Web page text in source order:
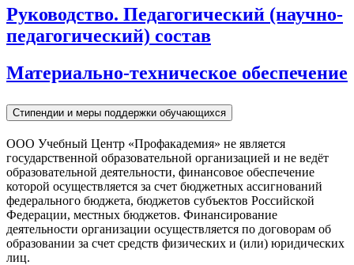
Руководство. Педагогический (научно-
педагогический) состав
Материально-техническое обеспечение
Стипендии и меры поддержки обучающихся
ООО Учебный Центр «Профакадемия» не является
государственной образовательной организацией и не ведёт
образовательной деятельности, финансовое обеспечение
которой осуществляется за счет бюджетных ассигнований
федерального бюджета, бюджетов субъектов Российской
Федерации, местных бюджетов. Финансирование
деятельности организации осуществляется по договорам об
образовании за счет средств физических и (или) юридических
лиц.